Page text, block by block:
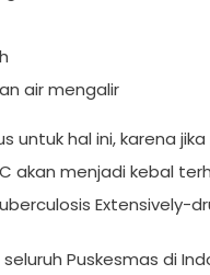
air mengalir
hal ini, karena
akan menjadi kebal
Extensively-
Puskesmas di